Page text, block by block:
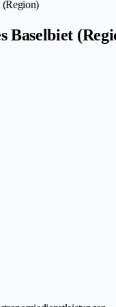
(Region)
Baselbiet